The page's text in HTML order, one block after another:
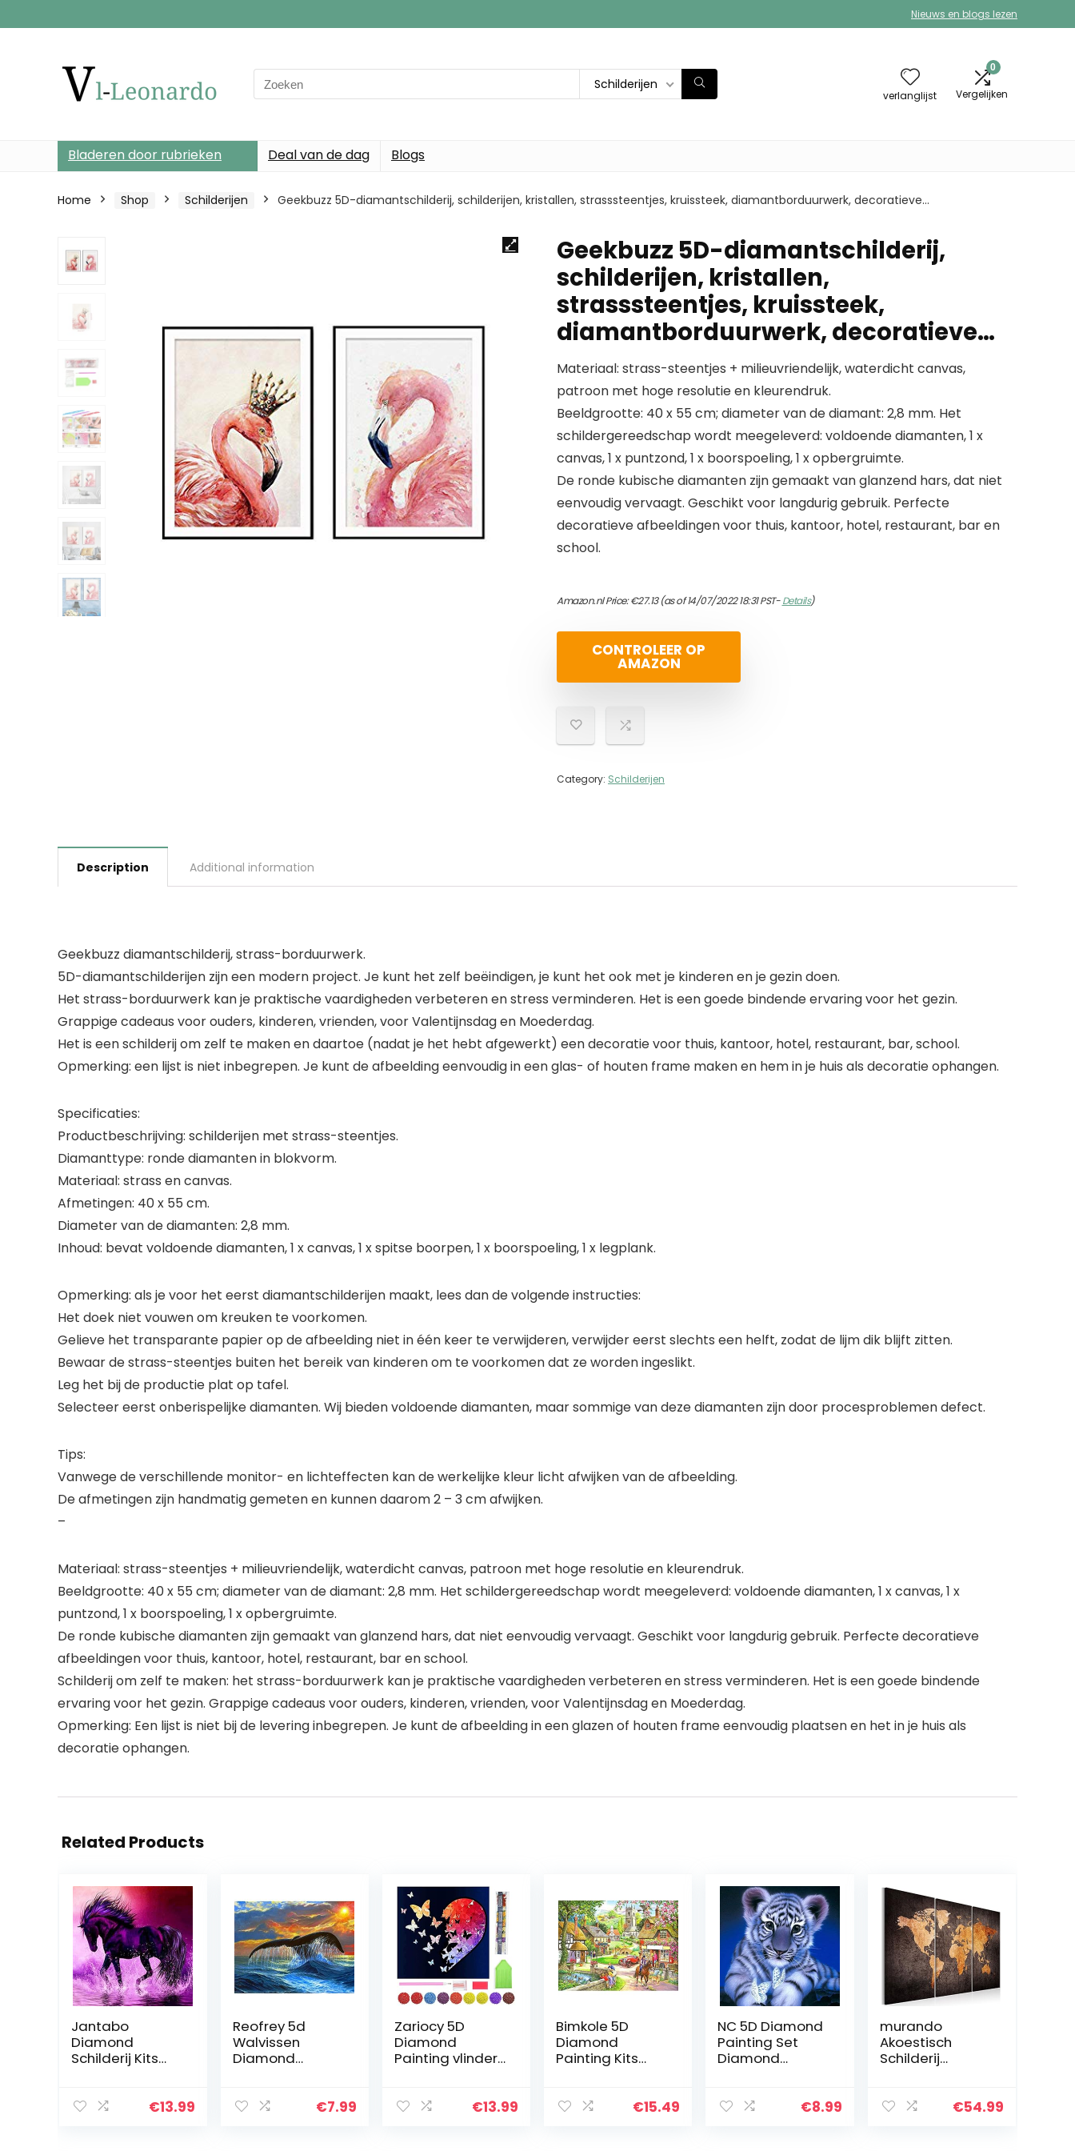
Nieuws en blogs lezen
Search
for:
Schilderijen
verlanglijst
0
Vergelijken
Bladeren door rubrieken Deal van de dag Blogs
Home Shop Schilderijen Geekbuzz 5D-diamantschilderij, schilderijen, kristallen, strasssteentjes, kruissteek, diamantborduurwerk, decoratieve…
Geekbuzz 5D-diamantschilderij,
schilderijen, kristallen,
strasssteentjes, kruissteek,
diamantborduurwerk, decoratieve…
Materiaal: strass-steentjes + milieuvriendelijk, waterdicht canvas,
patroon met hoge resolutie en kleurendruk.
Beeldgrootte: 40 x 55 cm; diameter van de diamant: 2,8 mm. Het
schildergereedschap wordt meegeleverd: voldoende diamanten, 1 x
canvas, 1 x puntzond, 1 x boorspoeling, 1 x opbergruimte.
De ronde kubische diamanten zijn gemaakt van glanzend hars, dat niet
eenvoudig vervaagt. Geschikt voor langdurig gebruik. Perfecte
decoratieve afbeeldingen voor thuis, kantoor, hotel, restaurant, bar en
school.
Amazon.nl Price:€27.13(as of 14/07/2022 18:31 PST-Details)
CONTROLEER OP
AMAZON
Category: Schilderijen
Description Additional information
Geekbuzz diamantschilderij, strass-borduurwerk.
5D-diamantschilderijen zijn een modern project. Je kunt het zelf beëindigen, je kunt het ook met je kinderen en je gezin doen.
Het strass-borduurwerk kan je praktische vaardigheden verbeteren en stress verminderen. Het is een goede bindende ervaring voor het gezin.
Grappige cadeaus voor ouders, kinderen, vrienden, voor Valentijnsdag en Moederdag.
Het is een schilderij om zelf te maken en daartoe (nadat je het hebt afgewerkt) een decoratie voor thuis, kantoor, hotel, restaurant, bar, school.
Opmerking: een lijst is niet inbegrepen. Je kunt de afbeelding eenvoudig in een glas- of houten frame maken en hem in je huis als decoratie ophangen.
Specificaties:
Productbeschrijving: schilderijen met strass-steentjes.
Diamanttype: ronde diamanten in blokvorm.
Materiaal: strass en canvas.
Afmetingen: 40 x 55 cm.
Diameter van de diamanten: 2,8 mm.
Inhoud: bevat voldoende diamanten, 1 x canvas, 1 x spitse boorpen, 1 x boorspoeling, 1 x legplank.
Opmerking: als je voor het eerst diamantschilderijen maakt, lees dan de volgende instructies:
Het doek niet vouwen om kreuken te voorkomen.
Gelieve het transparante papier op de afbeelding niet in één keer te verwijderen, verwijder eerst slechts een helft, zodat de lijm dik blijft zitten.
Bewaar de strass-steentjes buiten het bereik van kinderen om te voorkomen dat ze worden ingeslikt.
Leg het bij de productie plat op tafel.
Selecteer eerst onberispelijke diamanten. Wij bieden voldoende diamanten, maar sommige van deze diamanten zijn door procesproblemen defect.
Tips:
Vanwege de verschillende monitor- en lichteffecten kan de werkelijke kleur licht afwijken van de afbeelding.
De afmetingen zijn handmatig gemeten en kunnen daarom 2 – 3 cm afwijken.
–
Materiaal: strass-steentjes + milieuvriendelijk, waterdicht canvas, patroon met hoge resolutie en kleurendruk.
Beeldgrootte: 40 x 55 cm; diameter van de diamant: 2,8 mm. Het schildergereedschap wordt meegeleverd: voldoende diamanten, 1 x canvas, 1 x
puntzond, 1 x boorspoeling, 1 x opbergruimte.
De ronde kubische diamanten zijn gemaakt van glanzend hars, dat niet eenvoudig vervaagt. Geschikt voor langdurig gebruik. Perfecte decoratieve
afbeeldingen voor thuis, kantoor, hotel, restaurant, bar en school.
Schilderij om zelf te maken: het strass-borduurwerk kan je praktische vaardigheden verbeteren en stress verminderen. Het is een goede bindende
ervaring voor het gezin. Grappige cadeaus voor ouders, kinderen, vrienden, voor Valentijnsdag en Moederdag.
Opmerking: Een lijst is niet bij de levering inbegrepen. Je kunt de afbeelding in een glazen of houten frame eenvoudig plaatsen en het in je huis als
decoratie ophangen.
Related Products
Jantabo
Diamond
Schilderij Kits
Volwassenen
€13.99
Reofrey 5d
Walvissen
Diamond
Beginners Kits,
€7.99
Zariocy 5D
Diamond
Painting vlinder
Kits, Diamant
€13.99
Bimkole 5D
Diamond
Painting Kits
Diamant
€15.49
NC 5D Diamond
Painting Set
Diamond
Schilderij
€8.99
murando
Akoestisch
Schilderij
Wandafbeeldin
€54.99